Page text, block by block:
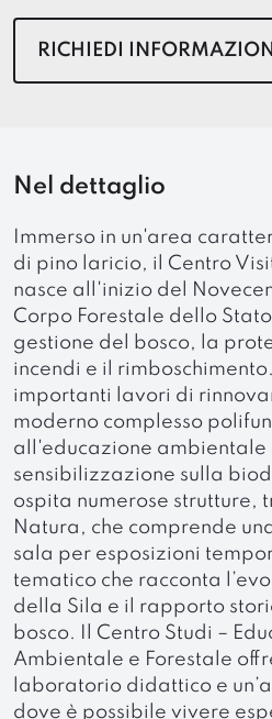
RICHIEDI INFORMAZIONI
Nel dettaglio
Immerso in un'area
di pino laricio, il Centro
nasce all'inizio del
Corpo Forestale dello
gestione del bosco, la
incendi e il
importanti lavori di
moderno complesso
all'educazione ambientale
sensibilizzazione sulla
ospita numerose strutture,
Natura, che comprende
sala per esposizioni
tematico che racconta
della Sila e il rapporto
bosco. Il Centro Studi –
Ambientale e Forestale
laboratorio didattico e
dove è possibile vivere